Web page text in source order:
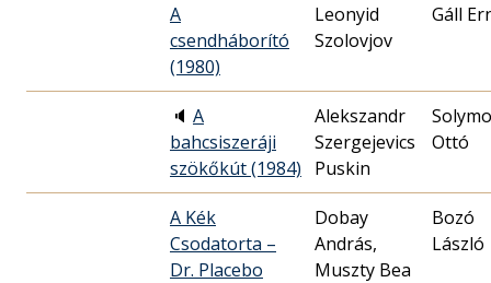
A
csendháborító
(1980)
Leonyid
Szolovjov
Gáll
🔈 A
bahcsiszeráji
szökőkút (1984)
Alekszandr
Szergejevics
Puskin
Ottó
A Kék
Csodatorta –
Dr. Placebo
Dobay
András,
Muszty Bea
Bozó
László